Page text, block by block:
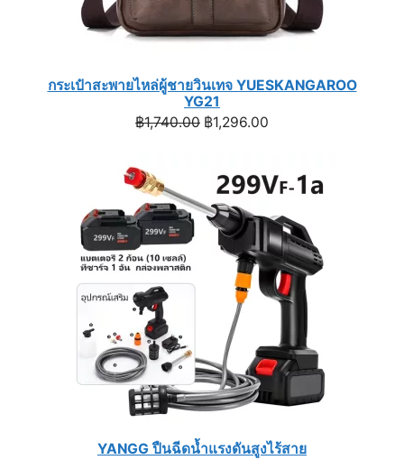
กระเป๋าสะพายไหล่ผู้ชายวินเทจ YUESKANGAROO
YG21
฿1,740.00 Original
฿1,740.00.
฿1,296.00
฿1,296.00.
YANGG ปืนฉีดน้ำแรงดันสูงไร้สาย